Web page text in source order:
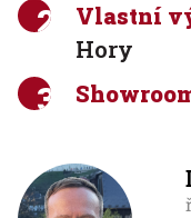
Vlastní
Hory